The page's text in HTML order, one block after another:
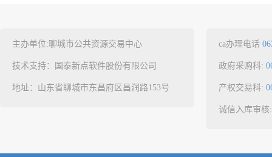
主办单位:聊城市公共资源交易中心
技术支持：国泰新点软件股份有限公司
地址：山东省聊城市东昌府区昌润路153号
ca办理电话
政府采购科:
产权交易科:
诚信入库审